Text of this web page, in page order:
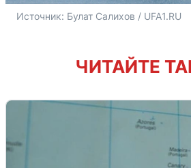
Источник: Булат Салихов / UFA1.RU
ЧИТАЙТЕ